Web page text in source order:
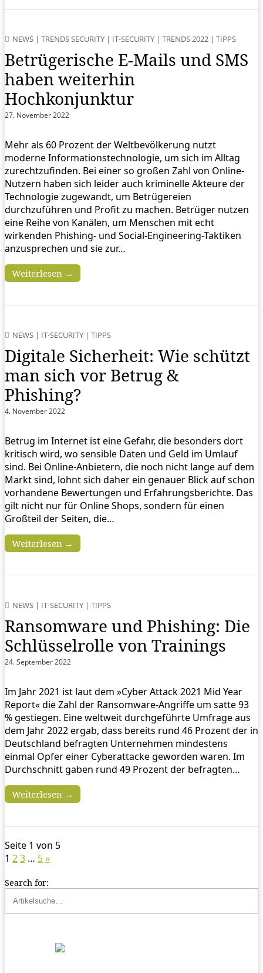
NEWS | TRENDS SECURITY | IT-SECURITY | TRENDS 2022 | TIPPS
Betrügerische E-Mails und SMS
haben weiterhin
Hochkonjunktur
27. November 2022
Mehr als 60 Prozent der Weltbevölkerung nutzt
moderne Informationstechnologie, um sich im Alltag
zurechtzufinden. Bei einer so großen Zahl von Online-
Nutzern haben sich leider auch kriminelle Akteure der
Technologie zugewandt, um Betrügereien
durchzuführen und Profit zu machen. Betrüger nutzen
eine Reihe von Kanälen, um Menschen mit echt
wirkenden Phishing- und Social-Engineering-Taktiken
anzusprechen und sie zur…
Weiterlesen →
NEWS | IT-SECURITY | TIPPS
Digitale Sicherheit: Wie schützt
man sich vor Betrug &
Phishing?
4. November 2022
Betrug im Internet ist eine Gefahr, die besonders dort
kritisch wird, wo sensible Daten und Geld im Umlauf
sind. Bei Online-Anbietern, die noch nicht lange auf dem
Markt sind, lohnt sich daher ein genauer Blick auf schon
vorhandene Bewertungen und Erfahrungsberichte. Das
gilt nicht nur für Online Shops, sondern für einen
Großteil der Seiten, die…
Weiterlesen →
NEWS | IT-SECURITY | TIPPS
Ransomware und Phishing: Die
Schlüsselrolle von Trainings
24. September 2022
Im Jahr 2021 ist laut dem »Cyber Attack 2021 Mid Year
Report« die Zahl der Ransomware-Angriffe um satte 93
% gestiegen. Eine weltweit durchgeführte Umfrage aus
dem Jahr 2022 ergab, dass bereits rund 46 Prozent der in
Deutschland befragten Unternehmen mindestens
einmal Opfer einer Cyberattacke geworden waren. Im
Durchschnitt gaben rund 49 Prozent der befragten…
Weiterlesen →
Seite 1 von 5
1 23 … 5»
Search for: